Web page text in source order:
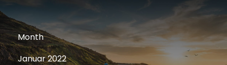
Month
Januar 2022